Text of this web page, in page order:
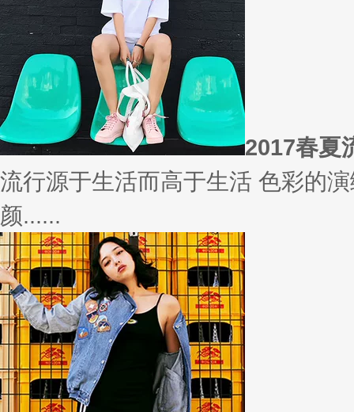
2017春夏
流行源于生活而高于生活 色彩的
颜......